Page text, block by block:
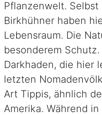
Pflanzenwelt.
Birkhühner haben
Lebensraum. Die
besonderem
Darkhaden, die hier
letzten
Art Tippis, ähnlich
Amerika. Während